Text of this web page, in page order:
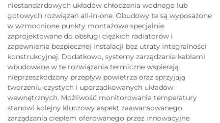
niestandardowych układów chłodzenia wodnego lub
gotowych rozwiązań all-in-one. Obudowy te są wyposażone
w wzmocnione punkty montażowe specjalnie
zaprojektowane do obsługi ciężkich radiatorów i
zapewnienia bezpiecznej instalacji bez utraty integralności
konstrukcyjnej. Dodatkowo, systemy zarządzania kablami
wbudowane w te rozwiązania termiczne wspierają
nieprzeszkodzony przepływ powietrza oraz sprzyjają
tworzeniu czystych i uporządkowanych układów
wewnętrznych. Możliwość monitorowania temperatury
stanowi kolejny kluczowy aspekt zaawansowanego
zarządzania ciepłem oferowanego przez innowacyjne